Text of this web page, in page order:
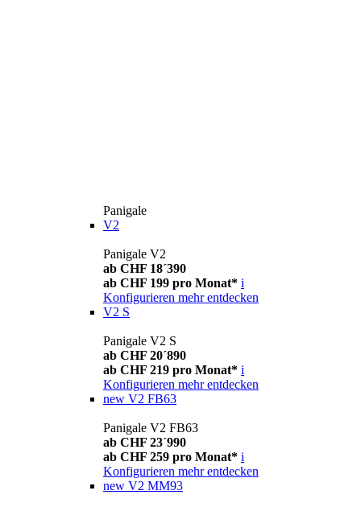
Panigale
V2
Panigale V2
ab CHF 18´390
ab CHF 199 pro Monat* i
Konfigurieren mehr entdecken
V2 S
Panigale V2 S
ab CHF 20´890
ab CHF 219 pro Monat* i
Konfigurieren mehr entdecken
new V2 FB63
Panigale V2 FB63
ab CHF 23´990
ab CHF 259 pro Monat* i
Konfigurieren mehr entdecken
new V2 MM93